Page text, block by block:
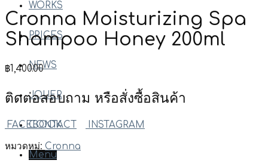
WORKS
PRICES
NEWS
JOUER
CONTACT
Menu
Cronna Moisturizing Spa
Shampoo Honey 200ml
฿1,400.00
ติดต่อสอบถาม หรือสั่งซื้อสินค้า
FACEBOOK INSTAGRAM
หมวดหมู่: Cronna